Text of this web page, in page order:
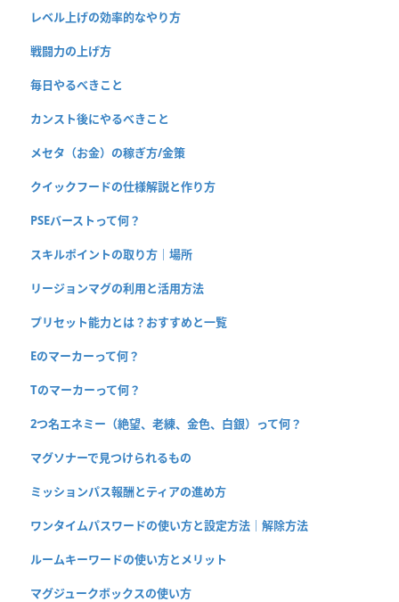
レベル上げの効率的なやり方
戦闘力の上げ方
毎日やるべきこと
カンスト後にやるべきこと
メセタ（お金）の稼ぎ方/金策
クイックフードの仕様解説と作り方
PSEバーストって何？
スキルポイントの取り方｜場所
リージョンマグの利用と活用方法
プリセット能力とは？おすすめと一覧
Eのマーカーって何？
Tのマーカーって何？
2つ名エネミー（絶望、老練、金色、白銀）って何？
マグソナーで見つけられるもの
ミッションパス報酬とティアの進め方
ワンタイムパスワードの使い方と設定方法｜解除方法
ルームキーワードの使い方とメリット
マグジュークボックスの使い方